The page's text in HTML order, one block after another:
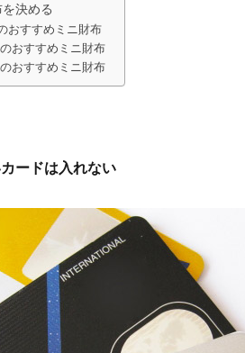
決める
おすすめミニ財布
おすすめミニ財布
おすすめミニ財布
ードは入れない